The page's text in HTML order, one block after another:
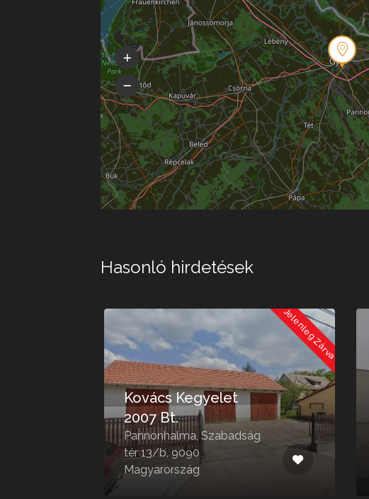
Hasonló hirdetések
Jelenleg Zárva
Kovács Kegyelet
2007 Bt.
Pannonhalma, Szabadság
tér 13/b, 9090
Magyarország